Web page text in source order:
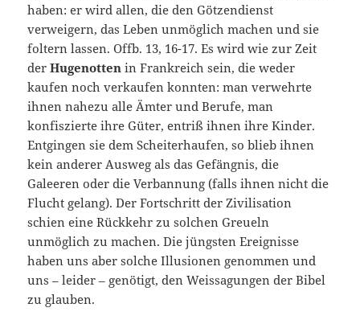
haben: er wird allen, die den Götzendienst
verweigern, das Leben unmöglich machen und sie
foltern lassen. Offb. 13, 16-17. Es wird wie zur Zeit
derHugenotten in Frankreich sein, die weder
kaufen noch verkaufen konnten: man verwehrte
ihnen nahezu alle Ämter und Berufe, man
konfiszierte ihre Güter, entriß ihnen ihre Kinder.
Entgingen sie dem Scheiterhaufen, so blieb ihnen
kein anderer Ausweg als das Gefängnis, die
Galeeren oder die Verbannung (falls ihnen nicht die
Flucht gelang). Der Fortschritt der Zivilisation
schien eine Rückkehr zu solchen Greueln
unmöglich zu machen. Die jüngsten Ereignisse
haben uns aber solche Illusionen genommen und
uns – leider – genötigt, den Weissagungen der Bibel
zu glauben.